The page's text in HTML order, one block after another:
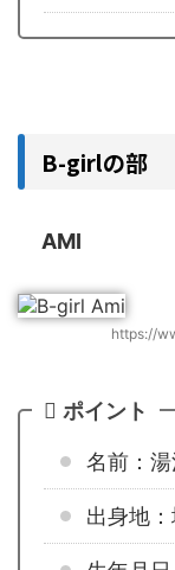
B-girlの部
AMI
https://
ポイント
名前：湯
出身地